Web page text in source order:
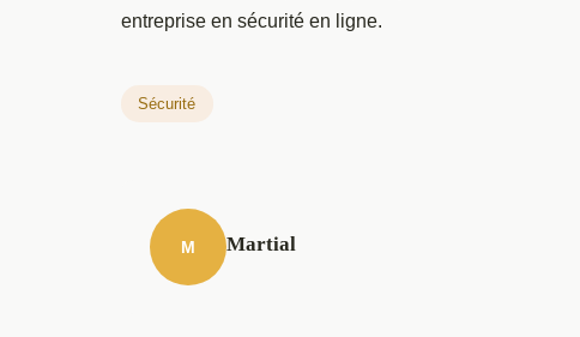
entreprise en sécurité en ligne.
Sécurité
M Martial